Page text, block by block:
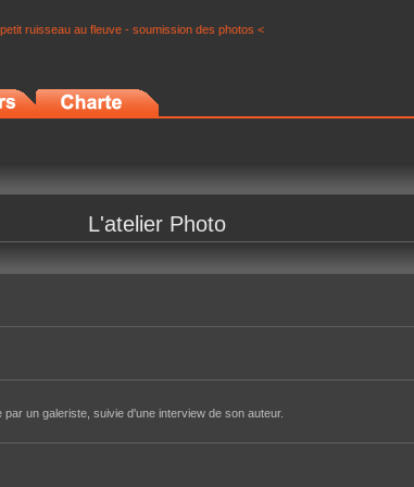
ruisseau au fleuve - soumission des photos <
L'atelier Photo
un galeriste, suivie d'une interview de son auteur.